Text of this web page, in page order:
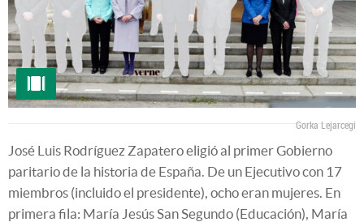
Gorka Lejarcegi
José Luis Rodríguez Zapatero eligió al primer Gobierno
paritario de la historia de España. De un Ejecutivo con 17
miembros (incluido el presidente), ocho eran mujeres. En
primera fila: María Jesús San Segundo (Educación), María